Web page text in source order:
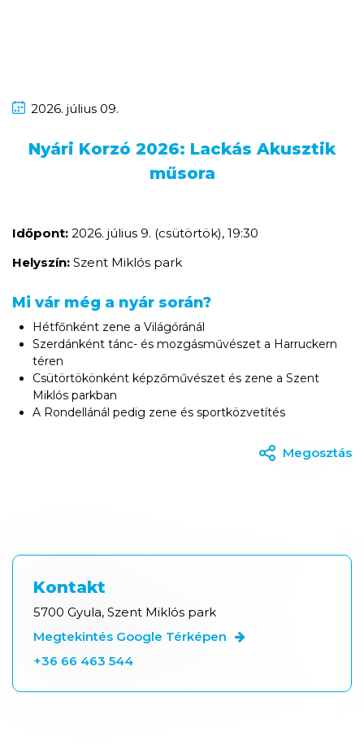
2026. július 09.
Nyári Korzó 2026: Lackás Akusztik
műsora
Időpont: 2026. július 9. (csütörtök), 19:30
Helyszín: Szent Miklós park
Mi vár még a nyár során?
Hétfőnként zene a Világóránál
Szerdánként tánc- és mozgásművészet a Harruckern
téren
Csütörtökönként képzőművészet és zene a Szent
Miklós parkban
A Rondellánál pedig zene és sportközvetítés
Megosztás
Kontakt
5700 Gyula, Szent Miklós park
Megtekintés Google Térképen
+36 66 463 544